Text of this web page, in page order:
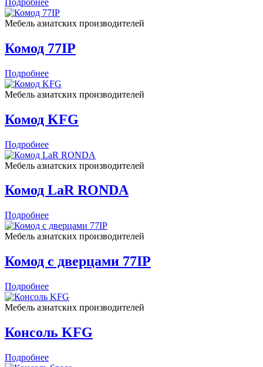
Мебель азиатских производителей
Комод 77IP
Подробнее
Мебель азиатских производителей
Комод KFG
Подробнее
Мебель азиатских производителей
Комод LaR RONDA
Подробнее
Мебель азиатских производителей
Комод с дверцами 77IP
Подробнее
Мебель азиатских производителей
Консоль KFG
Подробнее